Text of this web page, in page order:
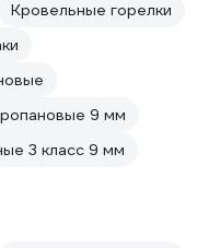
Кровельные горелки
9 мм
3 класс 9 мм